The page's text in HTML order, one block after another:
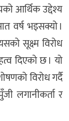
आर्थिक उद्देश्य
वर्ष भइसक्यो ।
सूक्ष्म विरोध
दिएको छ । यो
विरोध गर्दै
लगानीकर्ता र